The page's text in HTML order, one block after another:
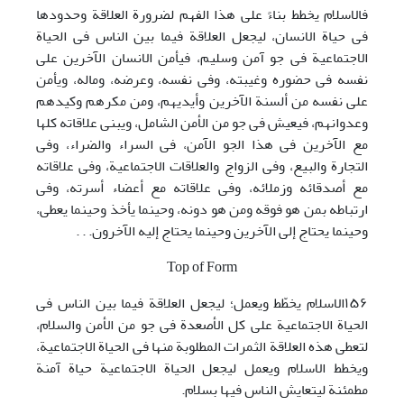
فالاسلام یخطط بناءً علی هذا الفهم لضرورة العلاقة وحدودها
فی حیاة الانسان، لیجعل العلاقة فیما بین الناس فی الحیاة
الاجتماعیة فی جو آمن وسلیم، فیأمن الانسان الآخرین علی
نفسه فی حضوره وغیبته، وفی نفسه، وعرضه، وماله، ویأمن
علی نفسه من ألسنة الآخرین وأیدیهم، ومن مکرهم وکیدهم
وعدوانهم، فیعیش فی جو من الأمن الشامل، ویبنی علاقاته کلها
مع الآخرین فی هذا الجو الآمن، فی السراء والضراء، وفی
التجارة والبیع، وفی الزواج والعلاقات الاجتماعیة، وفی علاقاته
مع أصدقائه وزملائه، وفی علاقاته مع أعضاء أسرته، وفی
ارتباطه بمن هو فوقه ومن هو دونه، وحینما یأخذ وحینما یعطی،
وحینما یحتاج إلی الآخرین وحینما یحتاج إلیه الآخرون. . .
Top of Form
١۵۶الاسلام یخطّط ویعمل؛ لیجعل العلاقة فیما بین الناس فی
الحیاة الاجتماعیة علی کل الأصعدة فی جو من الأمن والسلام،
لتعطی هذه العلاقة الثمرات المطلوبة منها فی الحیاة الاجتماعیة،
ویخطط الاسلام ویعمل لیجعل الحیاة الاجتماعیة حیاة آمنة
مطمئنة لیتعایش الناس فیها بسلام.